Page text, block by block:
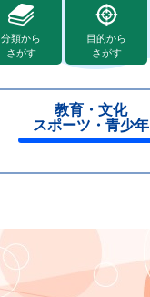
分類から
さがす
目的から
さがす
教育・文化
スポーツ・青少年
じ